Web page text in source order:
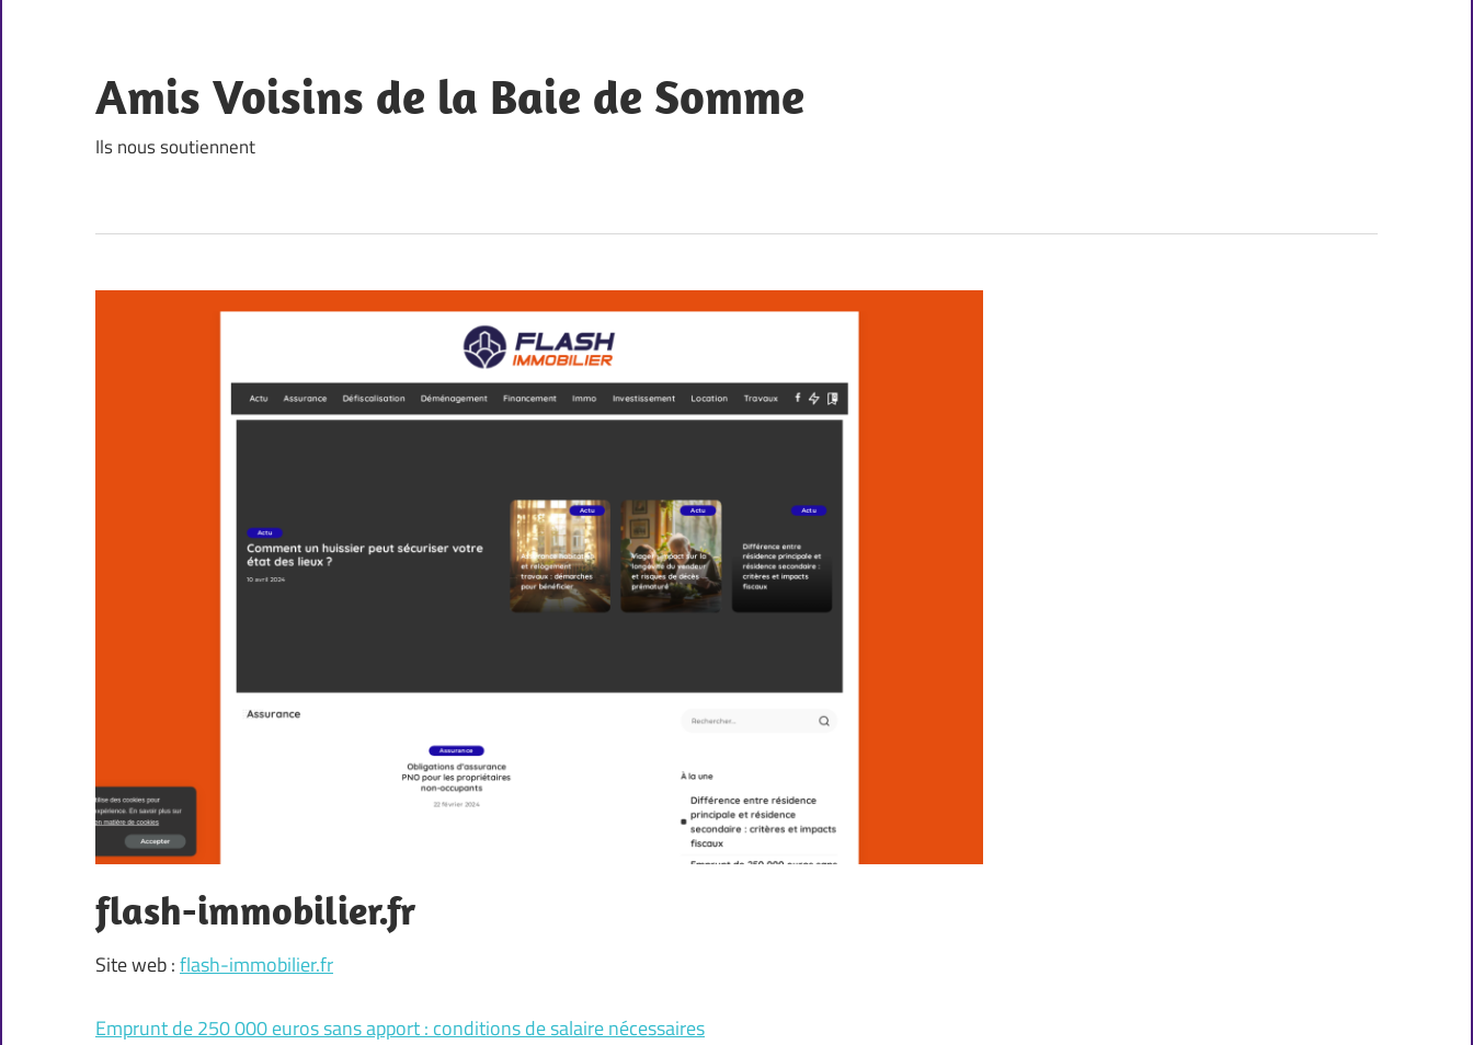
content
Amis Voisins de la Baie de Somme
Ils nous soutiennent
flash-immobilier.fr
Site web :flash-immobilier.fr
Emprunt de 250 000 euros sans apport : conditions de salaire nécessaires